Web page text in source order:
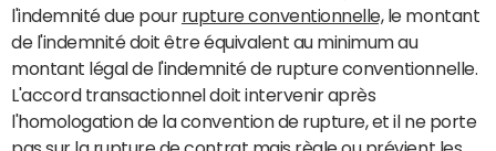
l'indemnité due pour rupture conventionnelle,le montant
de l'indemnité doit être équivalent au minimum au
montant légal de l'indemnité de rupture conventionnelle.
L'accord transactionnel doit intervenir après
l'homologation de la convention de rupture, et il ne porte
pas sur la rupture de contrat mais règle ou prévient les